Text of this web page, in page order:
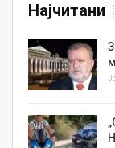
Најчитани